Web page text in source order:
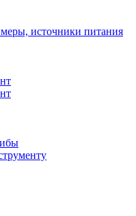
источники питания